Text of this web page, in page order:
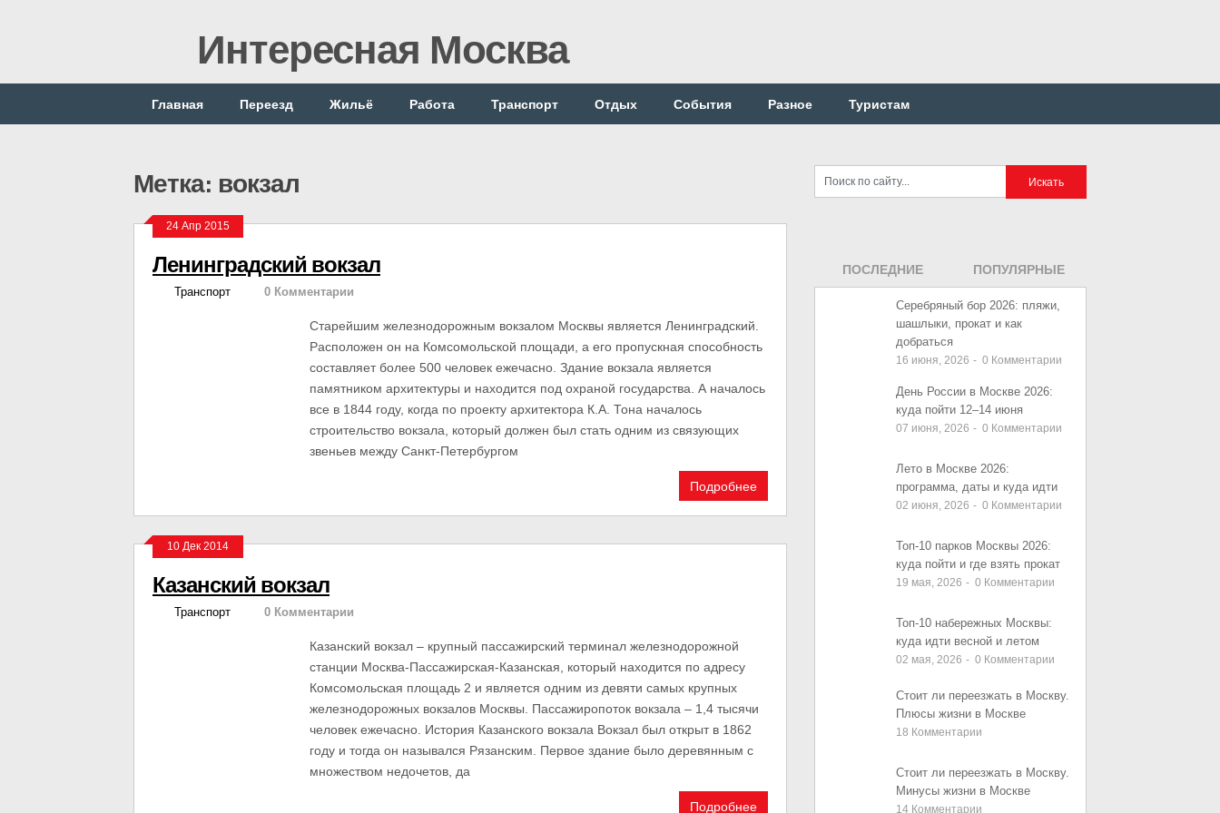
Интересная Москва
Главная Переезд Жильё Работа Транспорт Отдых События Разное Туристам
Метка: вокзал
24 Апр 2015
Ленинградский вокзал
Транспорт 0 Комментарии
Старейшим железнодорожным вокзалом Москвы является Ленинградский.
Расположен он на Комсомольской площади, а его пропускная способность
составляет более 500 человек ежечасно. Здание вокзала является
памятником архитектуры и находится под охраной государства. А началось
все в 1844 году, когда по проекту архитектора К.А. Тона началось
строительство вокзала, который должен был стать одним из связующих
звеньев между Санкт-Петербургом
Подробнее
10 Дек 2014
Казанский вокзал
Транспорт 0 Комментарии
Казанский вокзал – крупный пассажирский терминал железнодорожной
станции Москва-Пассажирская-Казанская, который находится по адресу
Комсомольская площадь 2 и является одним из девяти самых крупных
железнодорожных вокзалов Москвы. Пассажиропоток вокзала – 1,4 тысячи
человек ежечасно. История Казанского вокзала Вокзал был открыт в 1862
году и тогда он назывался Рязанским. Первое здание было деревянным с
множеством недочетов, да
Подробнее
ПОСЛЕДНИЕ
ЗАПИСИ
ПОПУЛЯРНЫЕ
ЗАПИСИ
Серебряный бор 2026: пляжи,
шашлыки, прокат и как
добраться
16 июня, 2026 - 0 Комментарии
День России в Москве 2026:
куда пойти 12–14 июня
07 июня, 2026 - 0 Комментарии
Лето в Москве 2026:
программа, даты и куда идти
02 июня, 2026 - 0 Комментарии
Топ-10 парков Москвы 2026:
куда пойти и где взять прокат
19 мая, 2026 - 0 Комментарии
Топ-10 набережных Москвы:
куда идти весной и летом
02 мая, 2026 - 0 Комментарии
Стоит ли переезжать в Москву.
Плюсы жизни в Москве
18 Комментарии
Стоит ли переезжать в Москву.
Минусы жизни в Москве
14 Комментарии